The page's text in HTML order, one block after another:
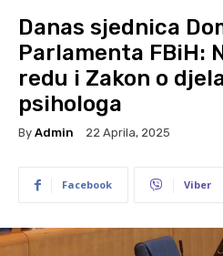
Danas sjednica
Parlamenta FBiH:
redu i Zakon o
psihologa
By Admin 22 Aprila, 2025
Facebook Viber